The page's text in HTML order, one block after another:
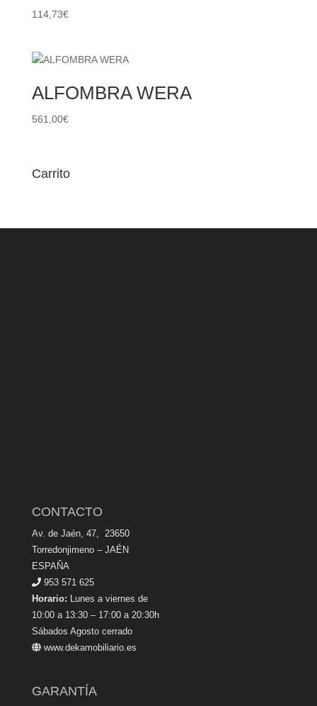
114,73€
ALFOMBRA WERA
561,00€
Carrito
CONTACTO
Av. de Jaén, 47, 23650
Torredonjimeno – JAÉN
ESPAÑA
953 571 625
Horario: Lunes a viernes de
10:00 a 13:30 – 17:00 a 20:30h
Sábados Agosto cerrado
www.dekamobiliario.es
GARANTÍA